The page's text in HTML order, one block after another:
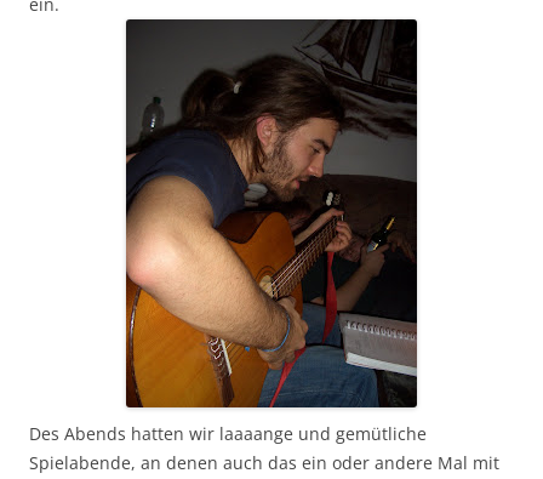
Des Abends hatten wir laaaange und gemütliche
Spielabende, an denen auch das ein oder andere Mal mit